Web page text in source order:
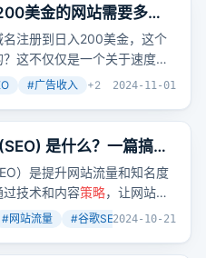
美金的网站需要多
月注册到日入200美金，这个
这不仅仅是一个关于速度的
何快速把握机会、有效利用
#广告收入 +2 2024-11-01
是什么？一篇搞懂
念）是提升网站流量和知名度
技术和内容策略，让网站更
录并排名靠前。但SEO并非一
#网站流量 #谷歌SEO +2
2024-10-21